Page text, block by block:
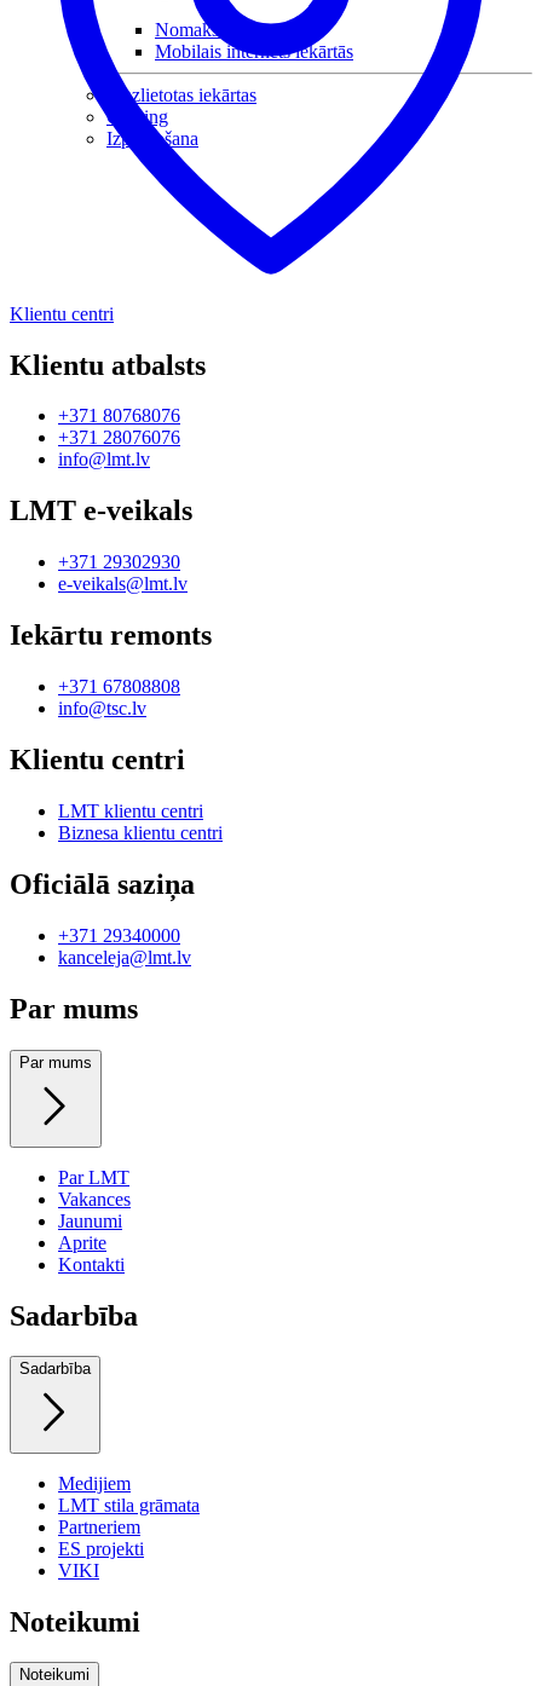
Nomaksas līgums
Mobilais internets iekārtās
Mazlietotas iekārtas
Gaming
Izpārdošana
Klientu centri
Klientu atbalsts
+371 80768076
+371 28076076
info@lmt.lv
LMT e-veikals
+371 29302930
e-veikals@lmt.lv
Iekārtu remonts
+371 67808808
info@tsc.lv
Klientu centri
LMT klientu centri
Biznesa klientu centri
Oficiālā saziņa
+371 29340000
kanceleja@lmt.lv
Par mums
Par mums
Par LMT
Vakances
Jaunumi
Aprite
Kontakti
Sadarbība
Sadarbība
Medijiem
LMT stila grāmata
Partneriem
ES projekti
VIKI
Noteikumi
Noteikumi